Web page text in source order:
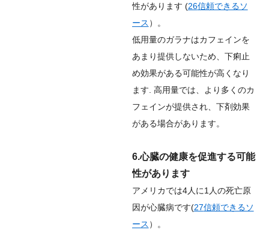
性があります (26信頼できるソ
ース ）。
低用量のガラナはカフェインを
あまり提供しないため、下痢止
め効果がある可能性が高くなり
ます. 高用量では、より多くのカ
フェインが提供され、下剤効果
がある場合があります。
6.心臓の健康を促進する可能
性があります
アメリカでは4人に1人の死亡原
因が心臓病です(27信頼できるソ
ース ）。